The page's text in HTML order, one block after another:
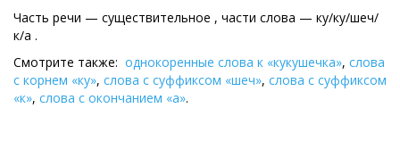
Часть речи — существительное , части слова — ку/ку/шеч/
к/а .
Смотрите также: однокоренные слова к «кукушечка», слова
с корнем «ку», слова с суффиксом «шеч», слова с суффиксом
«к», слова с окончанием «а».